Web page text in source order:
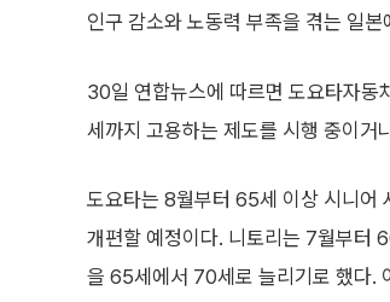
인구 감소와 노동력 부족을 겪는 일
30일 연합뉴스에 따르면 도요타자동
세까지 고용하는 제도를 시행 중이거
도요타는 8월부터 65세 이상 시니어
개편할 예정이다. 니토리는 7월부터
을 65세에서 70세로 늘리기로 했다.